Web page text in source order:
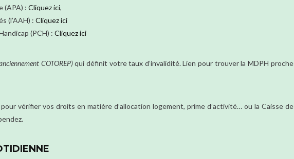
(APA) : Cliquez ici,
(l’AAH) : Cliquez ici
(PCH) : Cliquez ici
COTOREP)qui définit votre taux d’invalidité. Lien pour trouver la MDPH proche
vérifier vos droits en matière d’allocation logement, prime d’activité… ou la Caisse de